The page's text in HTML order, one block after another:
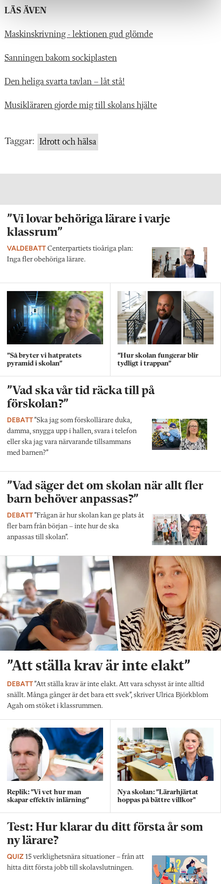
LÄS ÄVEN
Maskinskrivning - lektionen gud glömde
Sanningen bakom sockiplasten
Den heliga svarta tavlan – låt stå!
Musikläraren gjorde mig till skolans hjälte
Taggar: Idrott och hälsa
”Vi lovar behöriga lärare i varje
klassrum”
VALDEBATT Centerpartiets tioåriga plan:
Inga fler obehöriga lärare.
”Så bryter vi hatpratets
pyramid i skolan”
”Hur skolan fungerar blir
tydligt i trappan”
”Vad ska vår tid räcka till på
förskolan?”
DEBATT”Ska jag som förskollärare duka,
damma, snygga upp i hallen, svara i telefon
eller ska jag vara närvarande tillsammans
med barnen?”
”Vad säger det om skolan när allt fler
barn behöver anpassas?”
DEBATT”Frågan är hur skolan kan ge plats åt
fler barn från början – inte hur de ska
anpassas till skolan”.
”Att ställa krav är inte elakt”
DEBATT”Att ställa krav är inte elakt. Att vara schysst är inte alltid
snällt. Många gånger är det bara ett svek”, skriver Ulrica Björkblom
Agah om stöket i klassrummen.
Replik: ”Vi vet hur man
skapar effektiv inlärning”
Nya skolan: ”Lärarhjärtat
hoppas på bättre villkor"
Test: Hur klarar du ditt första år som
ny lärare?
QUIZ 15 verklighetsnära situationer – från att
hitta ditt första jobb till skolavslutningen.